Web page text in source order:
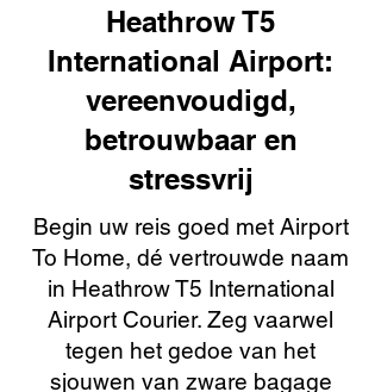
Heathrow T5
International Airport:
vereenvoudigd,
betrouwbaar en
stressvrij
Begin uw reis goed met Airport
To Home, dé vertrouwde naam
in Heathrow T5 International
Airport Courier. Zeg vaarwel
tegen het gedoe van het
sjouwen van zware bagage